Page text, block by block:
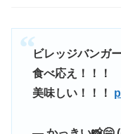
ビレッジバンガ
食べ応え！！！
美味しい！！！